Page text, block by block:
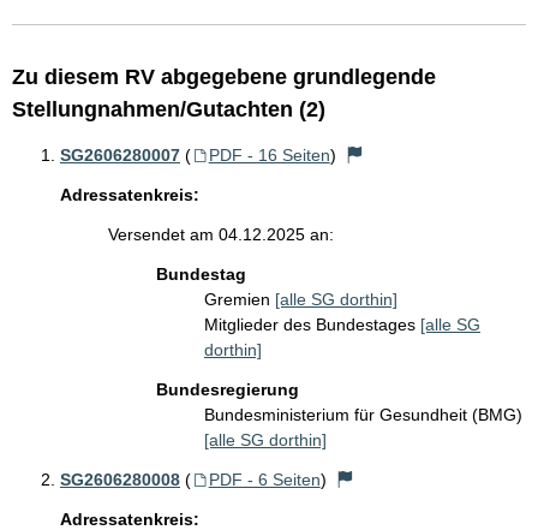
Zu diesem RV abgegebene grundlegende
Stellungnahmen/Gutachten (2)
SG2606280007 ( PDF - 16 Seiten)
Adressatenkreis:
Versendet am 04.12.2025 an:
Bundestag
Gremien [alle SG dorthin]
Mitglieder des Bundestages [alle SG
dorthin]
Bundesregierung
Bundesministerium für Gesundheit (BMG)
[alle SG dorthin]
SG2606280008 ( PDF - 6 Seiten)
Adressatenkreis: